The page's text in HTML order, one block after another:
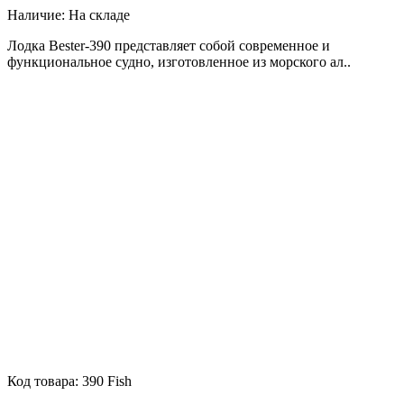
Наличие: На складе
Лодка Bester-390 представляет собой современное и
функциональное судно, изготовленное из морского ал..
Код товара: 390 Fish